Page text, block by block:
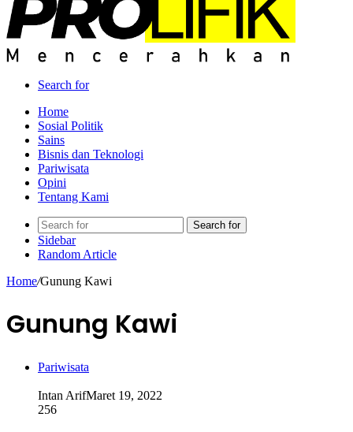
Search for
Home
Sosial Politik
Sains
Bisnis dan Teknologi
Pariwisata
Opini
Tentang Kami
Search for
Sidebar
Random Article
Home/Gunung Kawi
Gunung Kawi
Pariwisata
Intan ArifMaret 19, 2022
256